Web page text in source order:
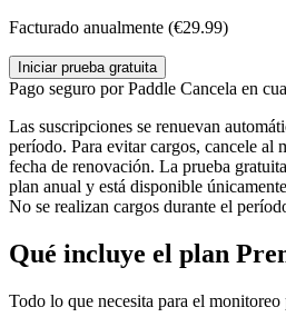
Facturado anualmente (€29.99)
Iniciar prueba gratuita
Pago seguro por Paddle Cancela en
Las suscripciones se renuevan
período. Para evitar cargos, cancele al
fecha de renovación. La prueba
plan anual y está disponible
No se realizan cargos durante el
Qué incluye el plan
Todo lo que necesita para el